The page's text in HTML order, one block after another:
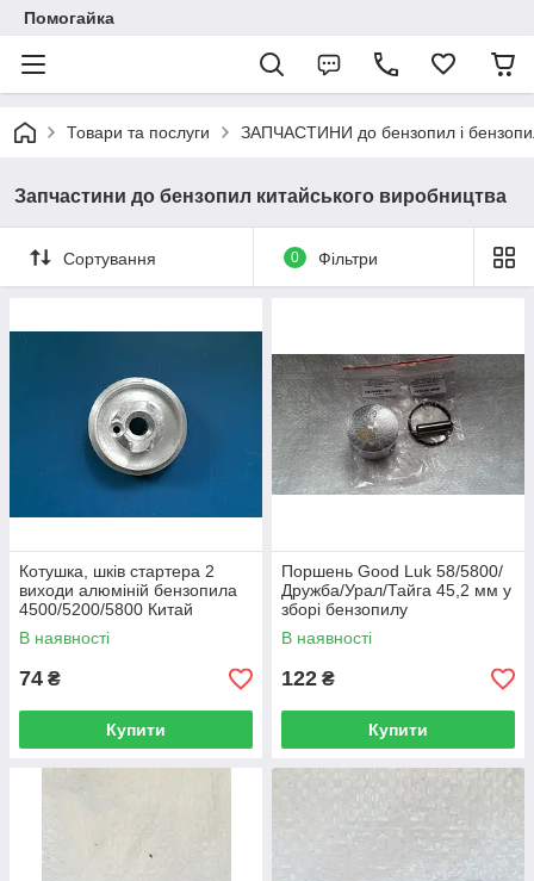
Помогайка
Товари та послуги ЗАПЧАСТИНИ до бензопил і
Запчастини до бензопил китайського виробництва
Сортування 0 Фільтри
Котушка, шків стартера 2
виходи алюміній бензопила
4500/5200/5800 Китай
В наявності
74 ₴
Купити
Поршень Good Luk 58/5800/
Дружба/Урал/Тайга 45,2 мм у
зборі бензопилу
В наявності
122 ₴
Купити